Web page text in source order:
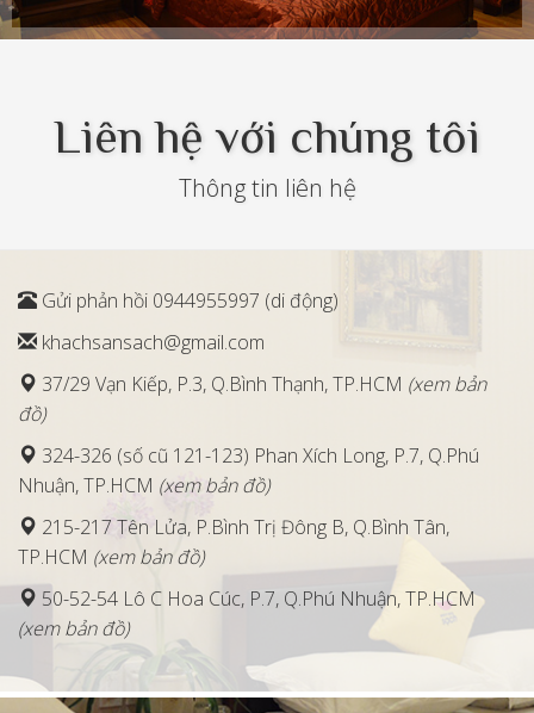
+
Liên hệ với chúng tôi
Thông tin liên hệ
Gửi phản hồi 0944955997 (di động)
khachsansach@gmail.com
37/29 Vạn Kiếp, P.3, Q.Bình Thạnh, TP.HCM (xem bản
đồ)
324-326 (số cũ 121-123) Phan Xích Long, P.7, Q.Phú
Nhuận, TP.HCM (xem bản đồ)
215-217 Tên Lửa, P.Bình Trị Đông B, Q.Bình Tân,
TP.HCM (xem bản đồ)
50-52-54 Lô C Hoa Cúc, P.7, Q.Phú Nhuận, TP.HCM
(xem bản đồ)